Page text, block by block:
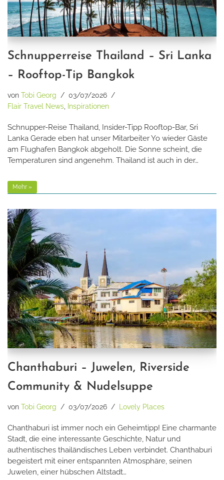
Schnupperreise Thailand – Sri Lanka
– Rooftop-Tip Bangkok
von Tobi Georg
03/07/2026
Flair Travel News
Inspirationen
Schnupper-Reise Thailand, Insider-Tipp Rooftop-Bar, Sri
Lanka Gerade eben hat unser Mitarbeiter Yo wieder Gäste
am Flughafen Bangkok abgeholt. Die Sonne scheint, die
Temperaturen sind angenehm. Thailand ist auch in der…
Mehr »
Chanthaburi – Juwelen, Riverside
Community & Nudelsuppe
von Tobi Georg 03/07/2026 Lovely Places
Chanthaburi ist immer noch ein Geheimtipp! Eine charmante
Stadt, die eine interessante Geschichte, Natur und
authentisches thailändisches Leben verbindet. Chanthaburi
begeistert mit einer entspannten Atmosphäre, seinen
Juwelen, einer hübschen Altstadt…